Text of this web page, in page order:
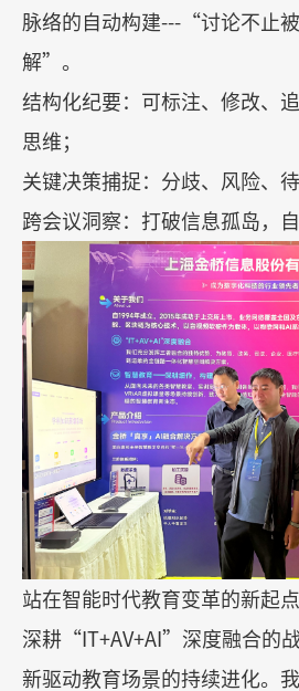
脉络的自动构建---“讨论不止
解” 。
结构化纪要：可标注、修改、
思维；
关键决策捕捉：分歧、风险、
跨会议洞察：打破信息孤岛，
站在智能时代教育变革的新起
深耕 “IT+AV+AI” 深度融合的
新驱动教育场景的持续进化。